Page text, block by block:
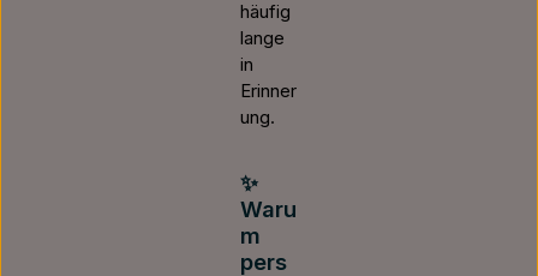
häufig
lange
in
Erinner
ung.
✨
Waru
m
pers